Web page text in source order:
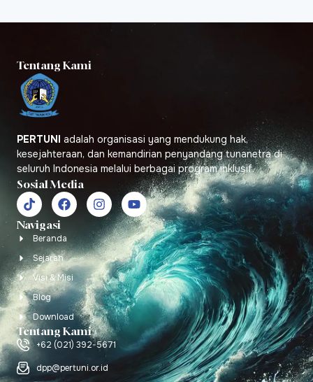
Tentang Kami
PERTUNI adalah organisasi yang mendukung hak,
kesejahteraan, dan kemandirian penyandang tunanetra di
seluruh Indonesia melalui berbagai program inklusif.
Sosial Media
Navigasi
Beranda
Sejarah
Visi & Misi
Blog
Download
Tentang Kami
+62 (021) 392-5671
dpp@pertuni.or.id